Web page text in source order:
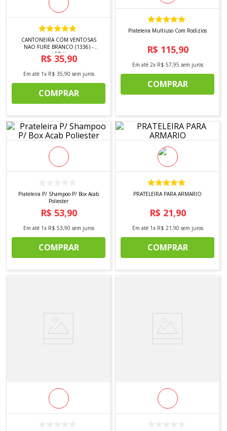
CANTONEIRA COM VENTOSAS
NAO FURE BRANCO (1336) -
ARTHI
R$ 35,90
Em até 1x R$ 35,90 sem juros
COMPRAR
Prateleira Multiuso Com Rodizios
R$ 115,90
Em até 2x R$ 57,95 sem juros
COMPRAR
Prateleira P/ Shampoo P/ Box Acab
Poliester
R$ 53,90
Em até 1x R$ 53,90 sem juros
COMPRAR
PRATELEIRA PARA ARMARIO
R$ 21,90
Em até 1x R$ 21,90 sem juros
COMPRAR
tricoline digital
º toalha mesa